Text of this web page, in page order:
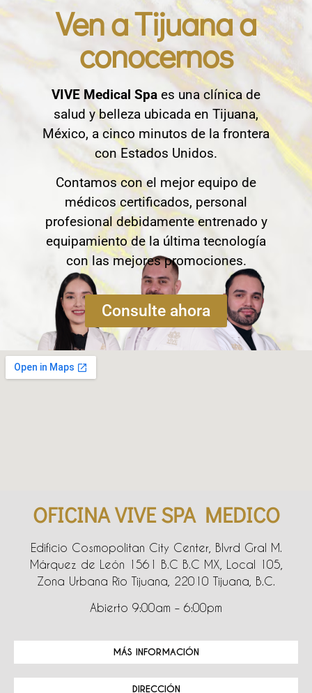
Ven a Tijuana a
conocernos
VIVE Medical Spa es una clínica de
salud y belleza ubicada en Tijuana,
México, a cinco minutos de la frontera
con Estados Unidos.
Contamos con el mejor equipo de
médicos certificados, personal
profesional debidamente entrenado y
equipamiento de la última tecnología
con las mejores promociones.
Consulte ahora
OFICINA VIVE SPA MEDICO
Edificio Cosmopolitan City Center, Blvrd Gral M.
Márquez de León 1561 B.C B.C MX, Local 105,
Zona Urbana Rio Tijuana, 22010 Tijuana, B.C.
Abierto 9:00am – 6:00pm
MÁS INFORMACIÓN
DIRECCIÓN